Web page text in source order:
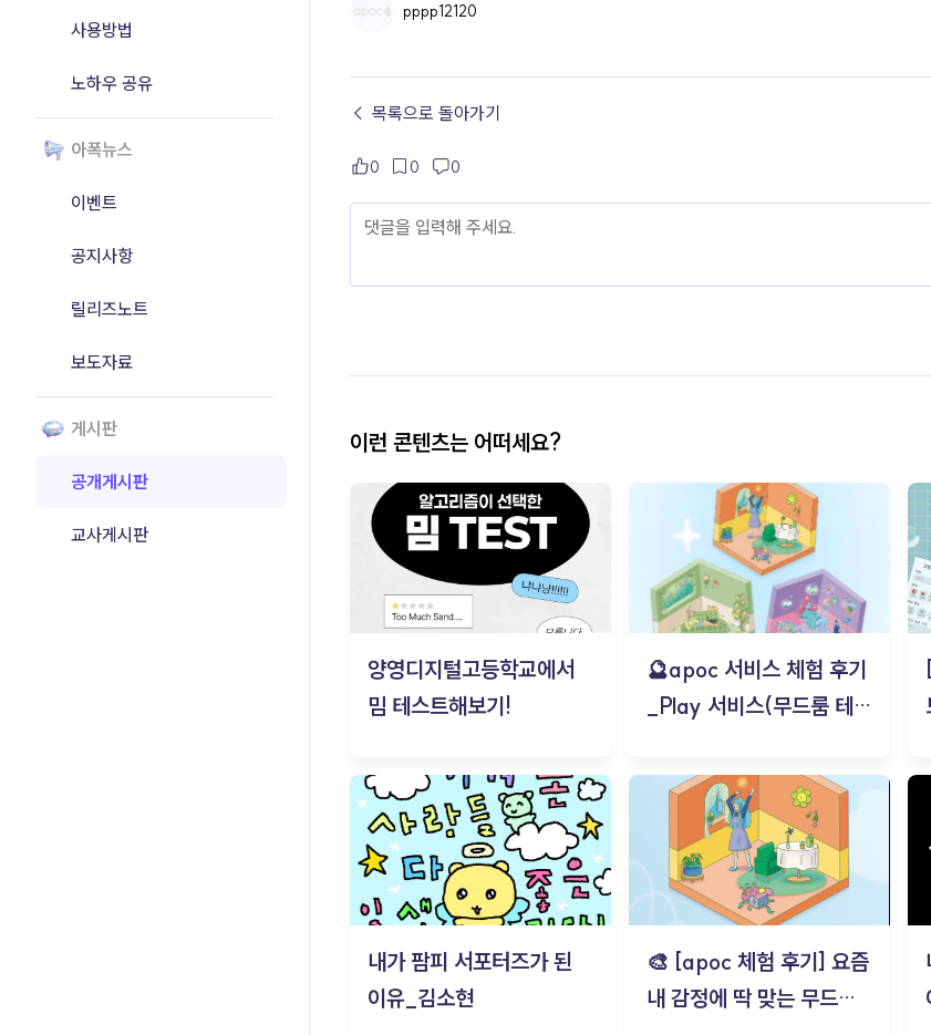
사용방법
노하우 공유
아폭뉴스
이벤트
공지사항
릴리즈노트
보도자료
게시판
공개게시판
교사게시판
pppp12120
← 목록으로 돌아가기
0 0 0
이런 콘텐츠는 어떠세요?
양영디지털고등학교에서
밈 테스트해보기!
🔮apoc 서비스 체험 후기
_Play 서비스(무드룸 테스
내가 팜피 서포터즈가 된
이유_김소현
🎨 [apoc 체험 후기] 요즘
내 감정에 딱 맞는 무드룸